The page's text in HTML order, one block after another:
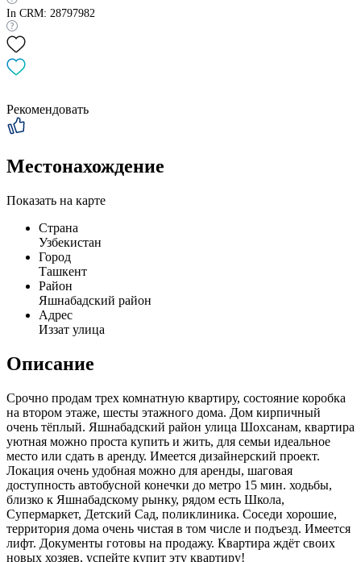
In CRM: 28797982
Рекомендовать
Местонахождение
Показать на карте
Страна
Узбекистан
Город
Ташкент
Район
Яшнабадский район
Адрес
Иззат улица
Описание
Срочно продам трех комнатную квартиру, состояние коробка
на втором этаже, шесты этажного дома. Дом кирпичный
очень тёплый. Яшнабадский район улица Шохсанам, квартира
уютная можно проста купить и жить, для семьи идеальное
место или сдать в аренду. Имеется дизайнерский проект.
Локация очень удобная можно для аренды, шаговая
доступность автобусной конечки до метро 15 мин. ходьбы,
близко к Яшнабадскому рынку, рядом есть Школа,
Супермаркет, Детский Сад, поликлиника. Соседи хорошие,
территория дома очень чистая в том числе и подъезд. Имеется
лифт. Документы готовы на продажу. Квартира ждёт своих
новых хозяев, успейте купит эту квартиру!